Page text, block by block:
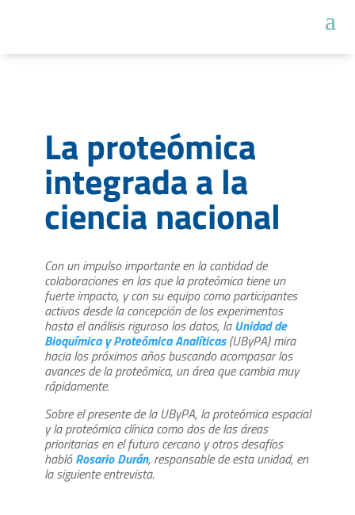
La proteómica
integrada a la
ciencia nacional
Con un impulso importante en la cantidad de
colaboraciones en las que la proteómica tiene un
fuerte impacto, y con su equipo como participantes
activos desde la concepción de los experimentos
hasta el análisis riguroso los datos, laUnidad de
Bioquímica y Proteómica Analíticas(UByPA) mira
hacia los próximos años buscando acompasar los
avances de la proteómica, un área que cambia muy
rápidamente.
Sobre el presente de la UByPA, la proteómica espacial
y la proteómica clínica como dos de las áreas
prioritarias en el futuro cercano y otros desafíos
hablóRosario Durán, responsable de esta unidad, en
la siguiente entrevista.